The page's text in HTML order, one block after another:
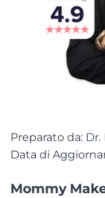
Preparato da: Dr.
Data di
Mommy